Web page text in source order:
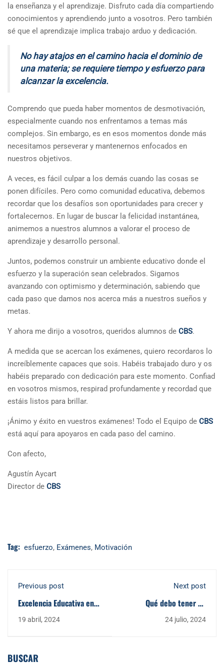
la enseñanza y el aprendizaje. Disfruto cada día compartiendo
conocimientos y aprendiendo junto a vosotros. Pero también
sé que el aprendizaje implica trabajo arduo y dedicación.
No hay atajos en el camino hacia el dominio de
una materia; se requiere tiempo y esfuerzo para
alcanzar la excelencia.
Comprendo que pueda haber momentos de desmotivación,
especialmente cuando nos enfrentamos a temas más
complejos. Sin embargo, es en esos momentos donde más
necesitamos perseverar y mantenernos enfocados en
nuestros objetivos.
A veces, es fácil culpar a los demás cuando las cosas se
ponen difíciles. Pero como comunidad educativa, debemos
recordar que los desafíos son oportunidades para crecer y
fortalecernos. En lugar de buscar la felicidad instantánea,
animemos a nuestros alumnos a valorar el proceso de
aprendizaje y desarrollo personal.
Juntos, podemos construir un ambiente educativo donde el
esfuerzo y la superación sean celebrados. Sigamos
avanzando con optimismo y determinación, sabiendo que
cada paso que damos nos acerca más a nuestros sueños y
metas.
Y ahora me dirijo a vosotros, queridos alumnos de CBS.
A medida que se acercan los exámenes, quiero recordaros lo
increíblemente capaces que sois. Habéis trabajado duro y os
habéis preparado con dedicación para este momento. Confiad
en vosotros mismos, respirad profundamente y recordad que
estáis listos para brillar.
¡Ánimo y éxito en vuestros exámenes! Todo el Equipo de CBS
está aquí para apoyaros en cada paso del camino.
Con afecto,
Agustín Aycart
Director de CBS
Tag: esfuerzo, Exámenes, Motivación
Previous post
Excelencia Educativa en
CBS: Innovación,
Personalización y
19 abril, 2024
Next post
Qué debo tener en
cuenta a la hora de elegir
qué bachillerato cursar
24 julio, 2024
BUSCAR